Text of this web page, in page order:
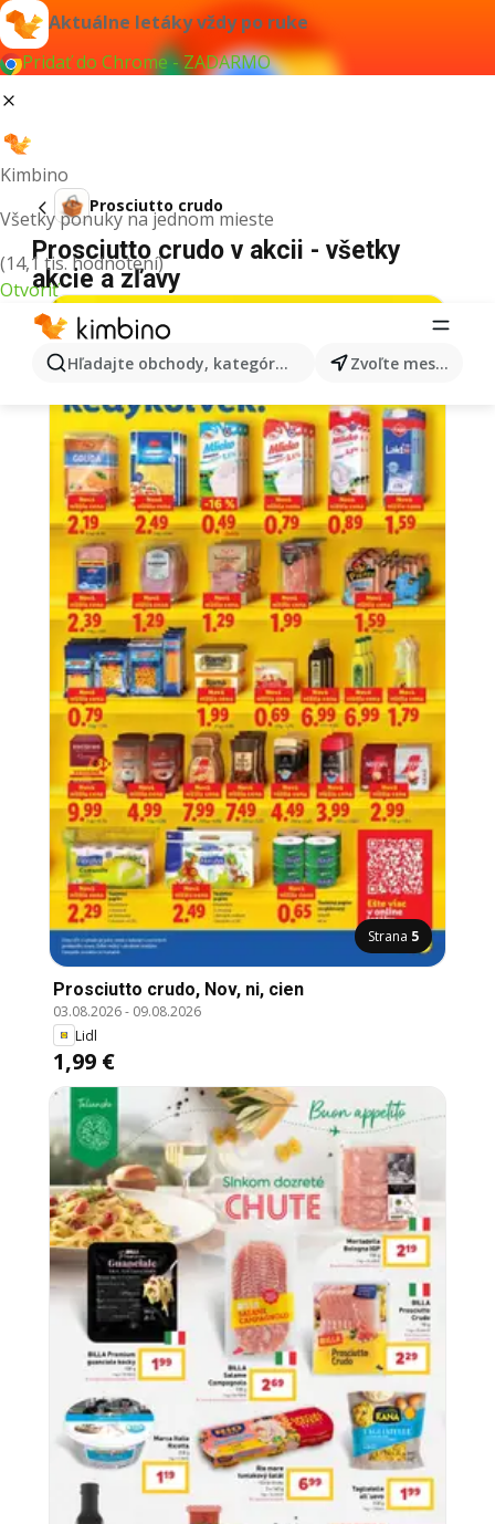
Aktuálne letáky vždy po ruke
Pridať do Chrome - ZADARMO
Kimbino
Všetky ponuky na jednom mieste
(14,1 tis. hodnotení)
Otvoriť
Hľadajte obchody, kategórie, produkty... Zvoľte mesto
Prosciutto crudo
Prosciutto crudo v akcii - všetky
akcie a zľavy
Strana 5
Prosciutto crudo, Nov, ni, cien
03.08.2026- 09.08.2026
Lidl
1,99 €